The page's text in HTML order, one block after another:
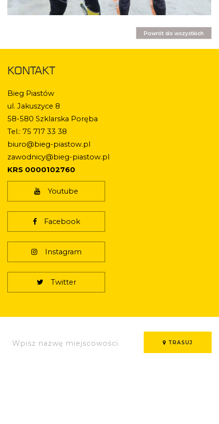
Powrót do wszystkich
KONTAKT
Bieg Piastów
ul. Jakuszyce 8
58-580 Szklarska Poręba
Tel.: 75 717 33 38
biuro@bieg-piastow.pl
zawodnicy@bieg-piastow.pl
KRS 0000102760
Youtube
Facebook
Instagram
Twitter
TRASUJ